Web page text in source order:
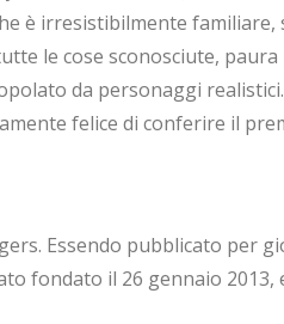
è irresistibilmente
le cose sconosciute,
da personaggi
felice di conferire il
Essendo pubblicato per
fondato il 26 gennaio